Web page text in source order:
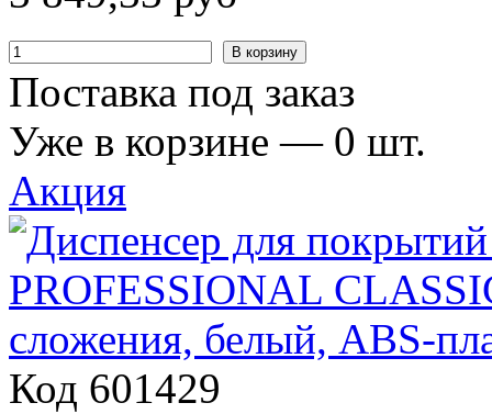
В корзину
Поставка под заказ
Уже в корзине — 0 шт.
Акция
Код 601429